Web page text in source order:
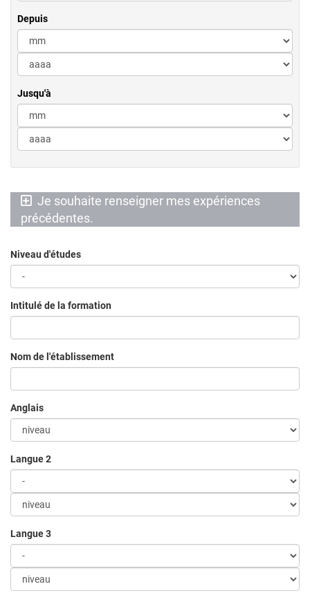
Depuis
Jusqu'à
précédentes.
Niveau d'études
Intitulé de la formation
Nom de l'établissement
Anglais
Langue 2
Langue 3